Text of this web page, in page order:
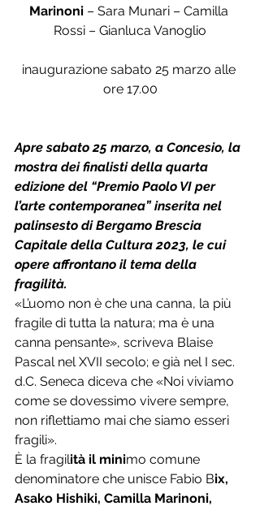
Marinoni – Sara Munari – Camilla
Rossi – Gianluca Vanoglio
inaugurazione sabato 25 marzo alle
ore 17.00
Apre sabato 25 marzo, a Concesio, la
mostra dei finalisti della quarta
edizione del “Premio Paolo VI per
l’arte contemporanea” inserita nel
palinsesto di Bergamo Brescia
Capitale della Cultura 2023, le cui
opere affrontano il tema della
fragilità.
«L’uomo non è che una canna, la più
fragile di tutta la natura; ma è una
canna pensante», scriveva Blaise
Pascal nel XVII secolo; e già nel I sec.
d.C. Seneca diceva che «Noi viviamo
come se dovessimo vivere sempre,
non riflettiamo mai che siamo esseri
fragili».
È la fragilità il minimo comune
denominatore che unisce Fabio Bix,
Asako Hishiki, Camilla Marinoni,